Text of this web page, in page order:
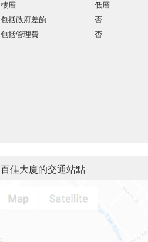
樓層
低層
包括政府差餉
否
包括管理費
否
百佳大廈的交通站點